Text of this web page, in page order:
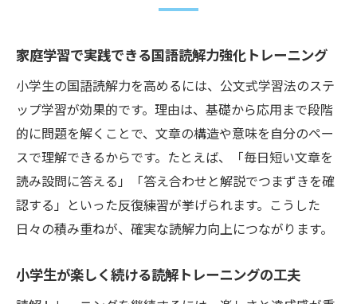
家庭学習で実践できる国語読解力強化トレーニング
小学生の国語読解力を高めるには、公文式学習法のステ
ップ学習が効果的です。理由は、基礎から応用まで段階
的に問題を解くことで、文章の構造や意味を自分のペー
スで理解できるからです。たとえば、「毎日短い文章を
読み設問に答える」「答え合わせと解説でつまずきを確
認する」といった反復練習が挙げられます。こうした
日々の積み重ねが、確実な読解力向上につながります。
小学生が楽しく続ける読解トレーニングの工夫